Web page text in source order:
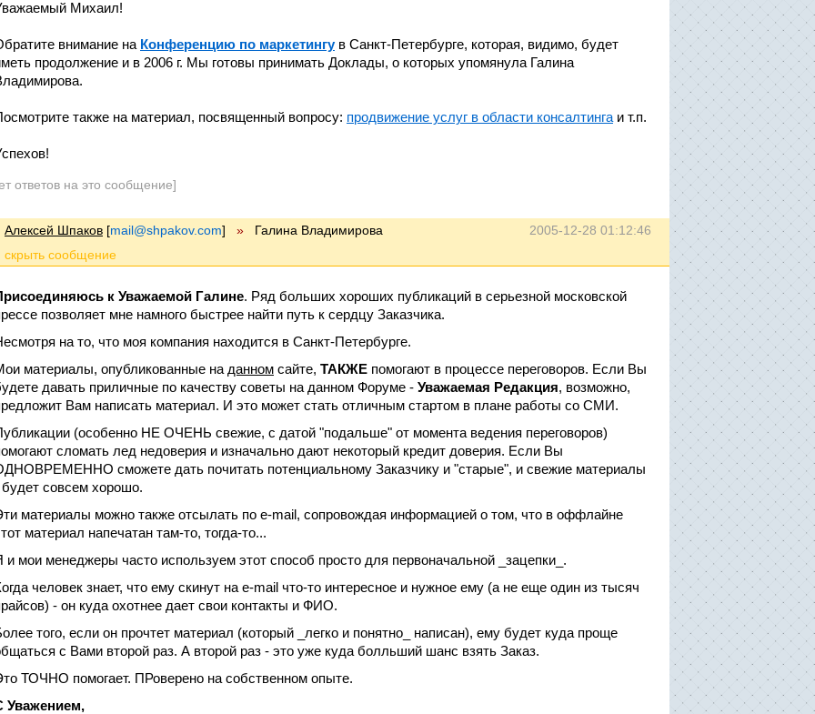
Михаил!
внимание на Конференцию по маркетингув Санкт-Петербурге, которая, видимо, будет
продолжение и в 2006 г. Мы готовы принимать Доклады, о которых упомянула Галина
также на материал, посвященный вопросу: продвижение услуг в области консалтинга и т.п.
ответов на это сообщение]
2005-12-28 01:12:46
Алексей Шпаков [mail@shpakov.com] » Галина Владимирова
к Уважаемой Галине. Ряд больших хороших публикаций в серьезной московской
позволяет мне намного быстрее найти путь к сердцу Заказчика.
на то, что моя компания находится в Санкт-Петербурге.
материалы, опубликованные на данном сайте, ТАКЖЕ помогают в процессе переговоров. Если Вы
давать приличные по качеству советы на данном Форуме - Уважаемая Редакция, возможно,
Вам написать материал. И это может стать отличным стартом в плане работы со СМИ.
(особенно НЕ ОЧЕНЬ свежие, с датой "подальше" от момента ведения переговоров)
сломать лед недоверия и изначально дают некоторый кредит доверия. Если Вы
сможете дать почитать потенциальному Заказчику и "старые", и свежие материалы
совсем хорошо.
материалы можно также отсылать по e-mail, сопровождая информацией о том, что в оффлайне
материал напечатан там-то, тогда-то...
и мои менеджеры часто используем этот способ просто для первоначальной _зацепки_.
человек знает, что ему скинут на e-mail что-то интересное и нужное ему (а не еще один из тысяч
- он куда охотнее дает свои контакты и ФИО.
того, если он прочтет материал (который _легко и понятно_ написан), ему будет куда проще
с Вами второй раз. А второй раз - это уже куда болльший шанс взять Заказ.
ТОЧНО помогает. ПРоверено на собственном опыте.
Уважением,